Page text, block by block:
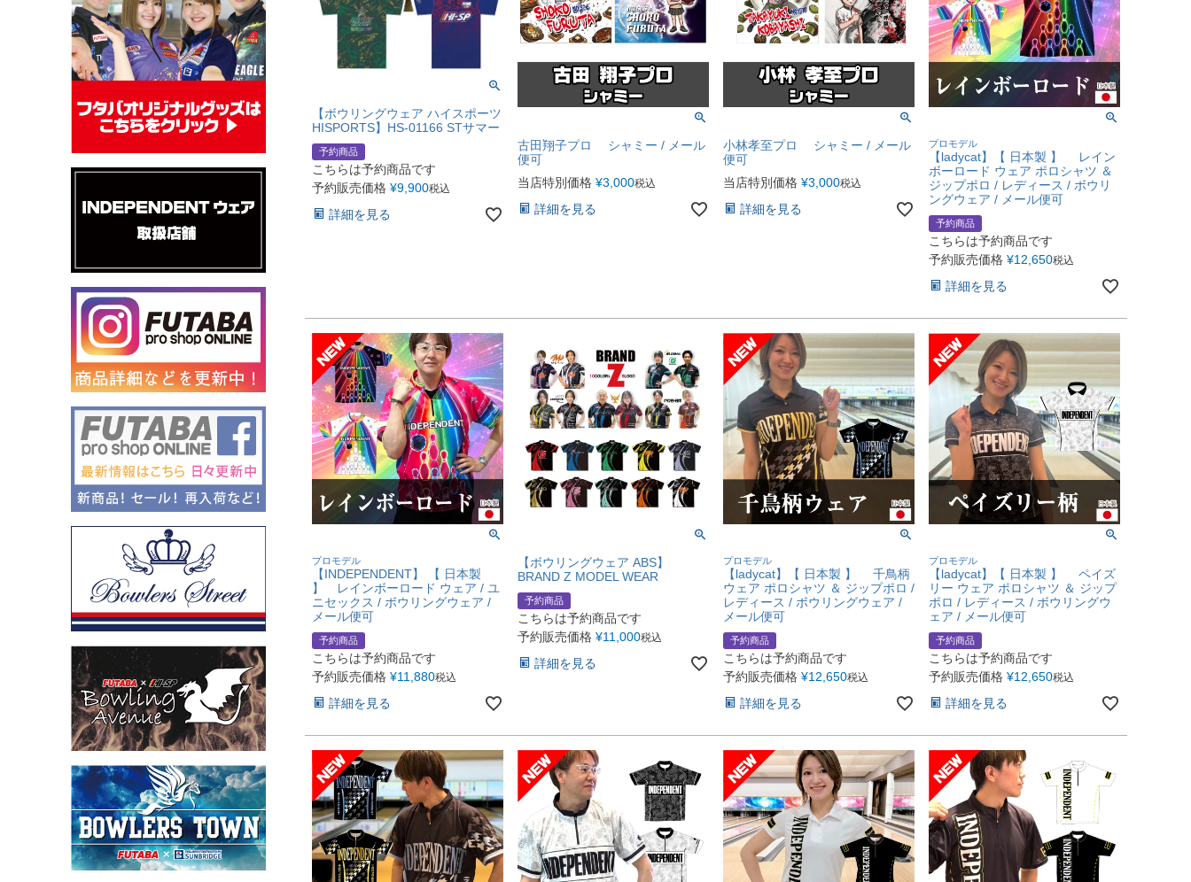
【ボウリングウェア ハイスポーツ
HISPORTS】HS-01166 STサマー
予約商品
こちらは予約商品です
予約販売価格 ¥9,900税込
詳細を見る
古田翔子プロ シャミー / メール
便可
当店特別価格 ¥3,000税込
詳細を見る
小林孝至プロ シャミー / メール
便可
当店特別価格 ¥3,000税込
詳細を見る
プロモデル
【ladycat】【 日本製 】 レイン
ボーロード ウェア ポロシャツ ＆
ジップポロ / レディース / ボウリ
ングウェア / メール便可
予約商品
こちらは予約商品です
予約販売価格 ¥12,650税込
詳細を見る
プロモデル
【INDEPENDENT】 【 日本製
】 レインボーロード ウェア / ユ
ニセックス / ボウリングウェア /
メール便可
予約商品
こちらは予約商品です
予約販売価格 ¥11,880税込
詳細を見る
【ボウリングウェア ABS】
BRAND Z MODEL WEAR
予約商品
こちらは予約商品です
予約販売価格 ¥11,000税込
詳細を見る
プロモデル
【ladycat】【 日本製 】 千鳥柄
ウェア ポロシャツ ＆ ジップポロ /
レディース / ボウリングウェア /
メール便可
予約商品
こちらは予約商品です
予約販売価格 ¥12,650税込
詳細を見る
プロモデル
【ladycat】【 日本製 】 ペイズ
リー ウェア ポロシャツ ＆ ジップ
ポロ / レディース / ボウリングウ
ェア / メール便可
予約商品
こちらは予約商品です
予約販売価格 ¥12,650税込
詳細を見る